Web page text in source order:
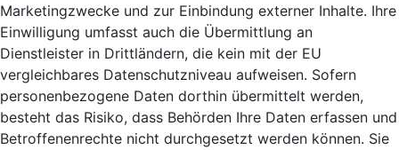
Marketingzwecke und zur Einbindung externer Inhalte. Ihre
Einwilligung umfasst auch die Übermittlung an
Dienstleister in Drittländern, die kein mit der EU
vergleichbares Datenschutzniveau aufweisen. Sofern
personenbezogene Daten dorthin übermittelt werden,
besteht das Risiko, dass Behörden Ihre Daten erfassen und
Betroffenenrechte nicht durchgesetzt werden können. Sie